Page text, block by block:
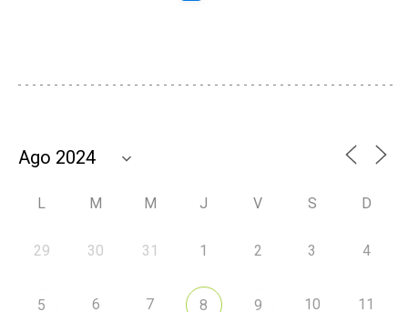
L M M J V S D
29 30 31 1 2 3 4
5 6 7 8 9 10 11